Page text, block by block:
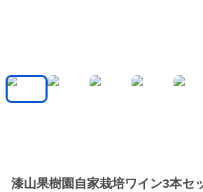
漆山果樹園自家栽培ワイン3本セ